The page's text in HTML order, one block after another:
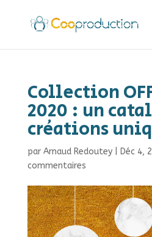
Collection
2020 : un
créations
par Arnaud Redoutey| Déc 4,
commentaires